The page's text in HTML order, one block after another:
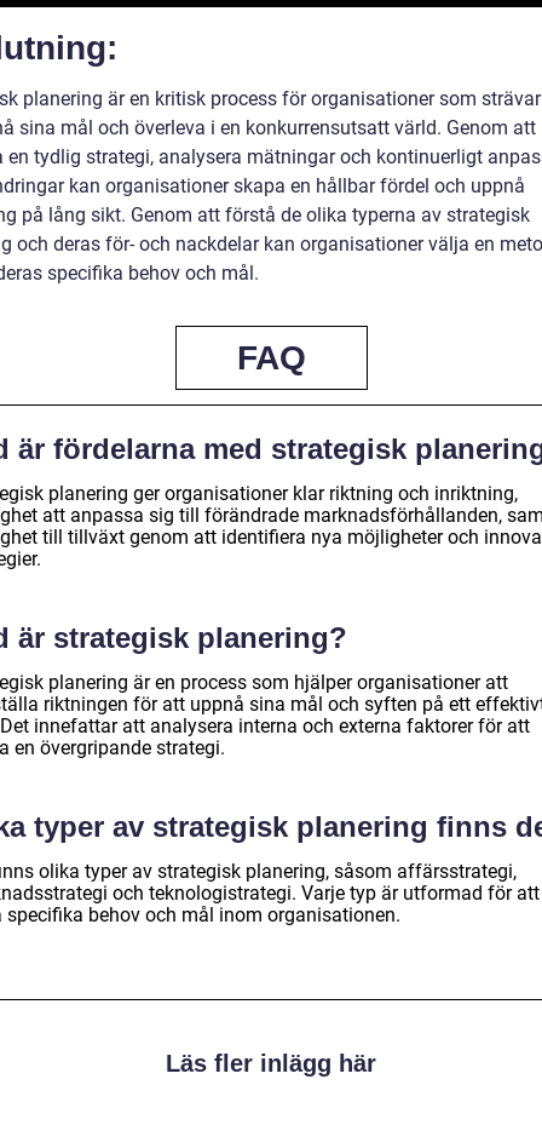
planering är en kritisk process för organisationer som
sina mål och överleva i en konkurrensutsatt värld. Genom att
en tydlig strategi, analysera mätningar och kontinuerligt
kan organisationer skapa en hållbar fördel och uppnå
på lång sikt. Genom att förstå de olika typerna av strategisk
och deras för- och nackdelar kan organisationer välja en
specifika behov och mål.
FAQ
är fördelarna med strategisk
planering ger organisationer klar riktning och inriktning,
att anpassa sig till förändrade marknadsförhållanden,
till tillväxt genom att identifiera nya möjligheter och
är strategisk planering?
planering är en process som hjälper organisationer att
riktningen för att uppnå sina mål och syften på ett
innefattar att analysera interna och externa faktorer för att
en övergripande strategi.
typer av strategisk planering finns
olika typer av strategisk planering, såsom affärsstrategi,
och teknologistrategi. Varje typ är utformad för att
specifika behov och mål inom organisationen.
Läs fler inlägg här